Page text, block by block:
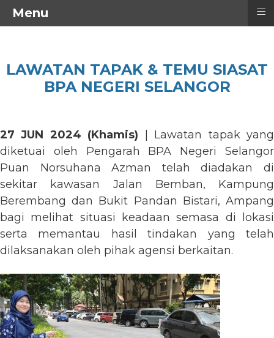
LAWATAN TAPAK & TEMU SIASAT
BPA NEGERI SELANGOR
27 JUN 2024 (Khamis) | Lawatan tapak yang
diketuai oleh Pengarah BPA Negeri Selangor
Puan Norsuhana Azman telah diadakan di
sekitar kawasan Jalan Bemban, Kampung
Berembang dan Bukit Pandan Bistari, Ampang
bagi melihat situasi keadaan semasa di lokasi
serta memantau hasil tindakan yang telah
dilaksanakan oleh pihak agensi berkaitan.
Menu ≡